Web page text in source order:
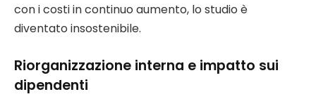
con i costi in continuo aumento, lo studio è
diventato insostenibile.
Riorganizzazione interna e impatto sui
dipendenti